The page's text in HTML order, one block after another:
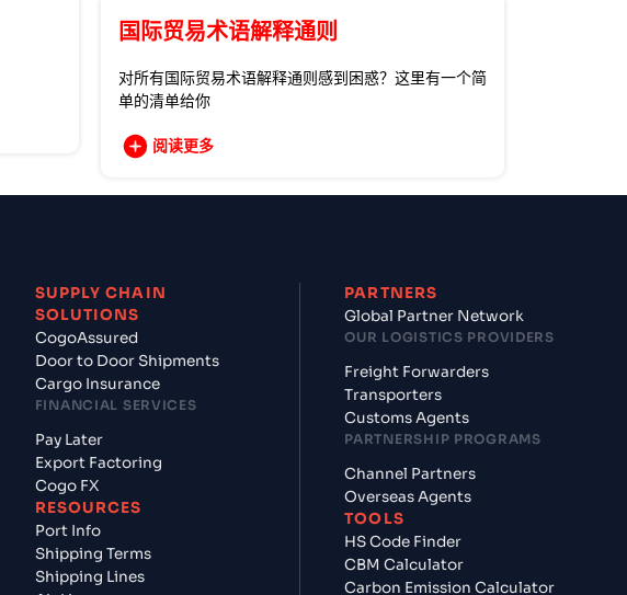
国际贸易术语解释通则
对所有国际贸易术语解释通则感到困惑？这里有一个简
单的清单给你
阅读更多
SUPPLY CHAIN
SOLUTIONS
CogoAssured
Door to Door Shipments
Cargo Insurance
FINANCIAL SERVICES
Pay Later
Export Factoring
Cogo FX
RESOURCES
Port Info
Shipping Terms
Shipping Lines
PARTNERS
Global Partner Network
OUR LOGISTICS PROVIDERS
Freight Forwarders
Transporters
Customs Agents
PARTNERSHIP PROGRAMS
Channel Partners
Overseas Agents
TOOLS
HS Code Finder
CBM Calculator
Carbon Emission Calculator